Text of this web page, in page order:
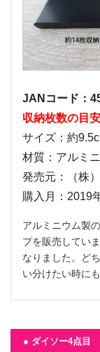
JANコード：
収納枚数の目
サイズ：約
材質：アルミ
発売元：（株
購入月：2019
アルミニウム製
プを販売してい
なりました。ど
い分けたい時に
● ダイソー4点目